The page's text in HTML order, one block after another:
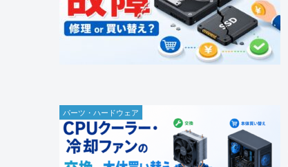
パーツ・ハードウェア